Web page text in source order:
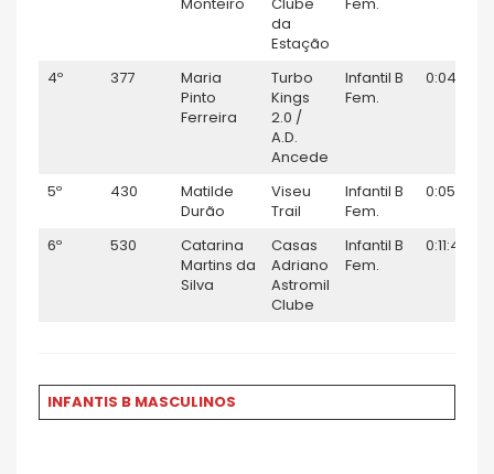
da
Estação
4º 377
Maria
Pinto
Ferreira
Turbo
Kings
2.0 /
A.D.
Ancede
Infantil B
Fem.
0:04:50
5º 430
Matilde
Durão
Viseu
Trail
Infantil B
Fem.
0:05:30
6º 530
Catarina
Martins da
Silva
Casas
Adriano
Astromil
Clube
Infantil B
Fem.
0:11:42
INFANTIS B MASCULINOS